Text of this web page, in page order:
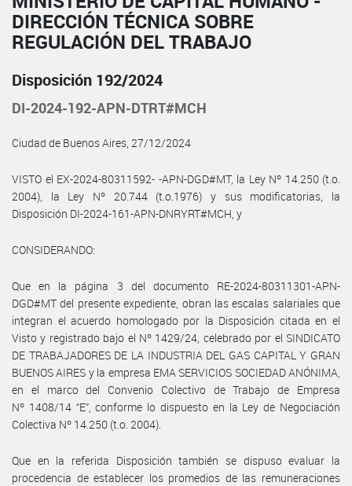
DIRECCIÓN TÉCNICA SOBRE
REGULACIÓN DEL TRABAJO
Disposición 192/2024
DI-2024-192-APN-DTRT#MCH
Ciudad de Buenos Aires, 27/12/2024
VISTO el EX-2024-80311592- -APN-DGD#MT, la Ley Nº 14.250 (t.o.
2004), la Ley Nº 20.744 (t.o.1976) y sus modificatorias, la
Disposición DI-2024-161-APN-DNRYRT#MCH, y
CONSIDERANDO:
Que en la página 3 del documento RE-2024-80311301-APN-
DGD#MT del presente expediente, obran las escalas salariales que
integran el acuerdo homologado por la Disposición citada en el
Visto y registrado bajo el Nº 1429/24, celebrado por el SINDICATO
DE TRABAJADORES DE LA INDUSTRIA DEL GAS CAPITAL Y GRAN
BUENOS AIRES y la empresa EMA SERVICIOS SOCIEDAD ANÓNIMA,
en el marco del Convenio Colectivo de Trabajo de Empresa
Nº 1408/14 “E”, conforme lo dispuesto en la Ley de Negociación
Colectiva Nº 14.250 (t.o. 2004).
Que en la referida Disposición también se dispuso evaluar la
procedencia de establecer los promedios de las remuneraciones